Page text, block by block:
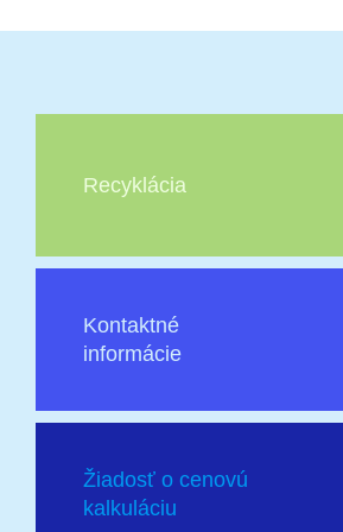
Recyklácia
Kontaktné
informácie
Žiadosť o cenovú
kalkuláciu